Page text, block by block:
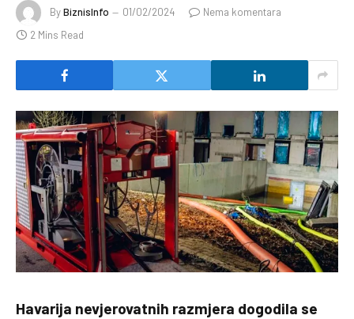
ByBiznisInfo 01/02/2024
Nema komentara
2 Mins Read
Havarija nevjerovatnih razmjera dogodila se